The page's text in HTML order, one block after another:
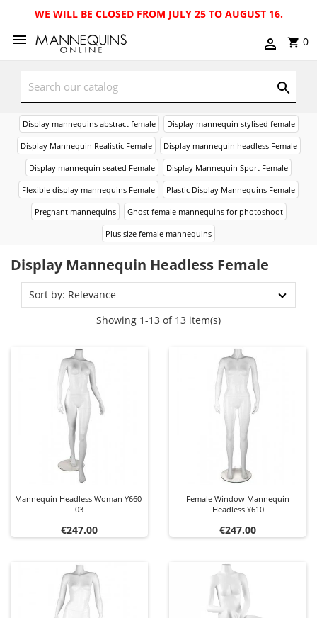
WE WILL BE CLOSED FROM JULY 25 TO AUGUST 16.
0
Display mannequins abstract female Display mannequin stylised female
Display Mannequin Realistic Female Display mannequin headless Female
Display mannequin seated Female Display Mannequin Sport Female
Flexible display mannequins Female Plastic Display Mannequins Female
Pregnant mannequins Ghost female mannequins for photoshoot
Plus size female mannequins
Display Mannequin Headless Female
Sort by: Relevance
Showing 1-13 of 13 item(s)
Mannequin Headless Woman Y660-
03
Price
€247.00
Female Window Mannequin
Headless Y610
Price
€247.00